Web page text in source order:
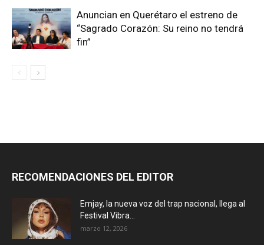
Anuncian en Querétaro el estreno de
“Sagrado Corazón: Su reino no tendrá
fin”
RECOMENDACIONES DEL EDITOR
Emjay, la nueva voz del trap nacional, llega al
Festival Vibra...
marzo 12, 2026